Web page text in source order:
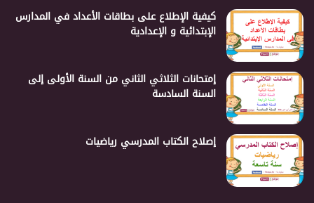
كيفية الإطلاع على بطاقات الأعداد في المدارس
الإبتدائية و الإعدادية
إمتحانات الثلاثي الثاني من السنة الأولى إلى
السنة السادسة
إصلاح الكتاب المدرسي رياضيات